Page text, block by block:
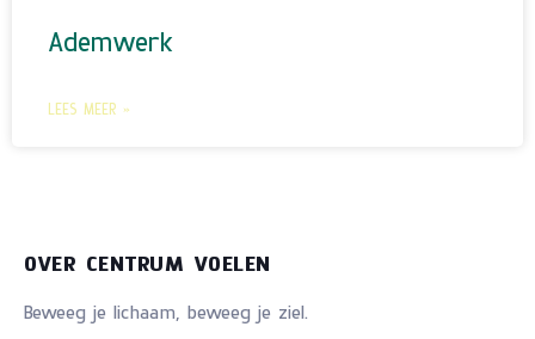
Ademwerk
LEES MEER »
OVER CENTRUM VOELEN
Beweeg je lichaam, beweeg je ziel.